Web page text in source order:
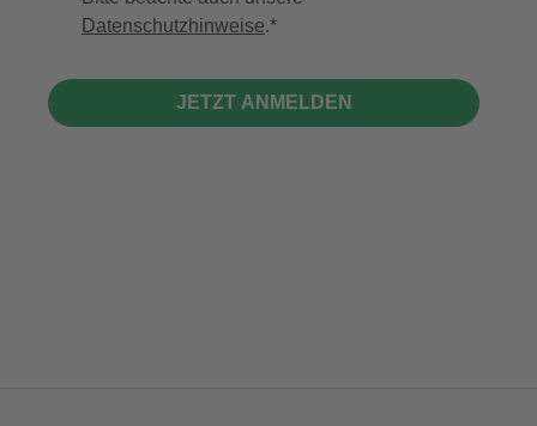
Datenschutzhinweise.
JETZT ANMELDEN